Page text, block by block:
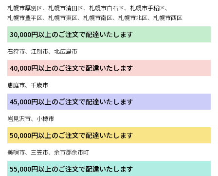
札幌市厚別区、札幌市清田区、札幌市白石区、札幌市手稲区、
札幌市豊平区、札幌市東区、札幌市南区、札幌市北区、札幌市西区
30,000円以上のご注文で配達いたします
石狩市、江別市、北広島市
40,000円以上のご注文で配達いたします
恵庭市、千歳市
45,000円以上のご注文で配達いたします
岩見沢市、小樽市
50,000円以上のご注文で配達いたします
美唄市、三笠市、余市郡余市町
55,000円以上のご注文で配達いたします